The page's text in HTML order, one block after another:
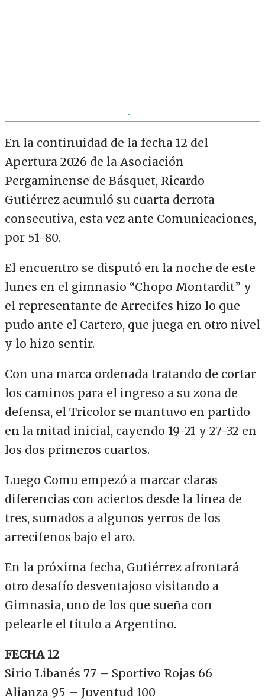
En la continuidad de la fecha 12 del
Apertura 2026 de la Asociación
Pergaminense de Básquet, Ricardo
Gutiérrez acumuló su cuarta derrota
consecutiva, esta vez ante Comunicaciones,
por 51-80.
El encuentro se disputó en la noche de este
lunes en el gimnasio “Chopo Montardit” y
el representante de Arrecifes hizo lo que
pudo ante el Cartero, que juega en otro nivel
y lo hizo sentir.
Con una marca ordenada tratando de cortar
los caminos para el ingreso a su zona de
defensa, el Tricolor se mantuvo en partido
en la mitad inicial, cayendo 19-21 y 27-32 en
los dos primeros cuartos.
Luego Comu empezó a marcar claras
diferencias con aciertos desde la línea de
tres, sumados a algunos yerros de los
arrecifeños bajo el aro.
En la próxima fecha, Gutiérrez afrontará
otro desafío desventajoso visitando a
Gimnasia, uno de los que sueña con
pelearle el título a Argentino.
FECHA 12
Sirio Libanés 77 – Sportivo Rojas 66
Alianza 95 – Juventud 100